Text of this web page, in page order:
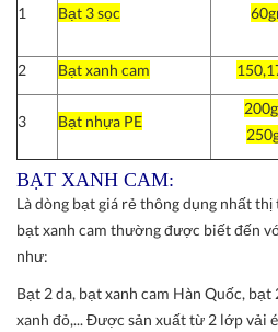
1 Bạt 3 sọc
2 Bạt xanh cam
3 Bạt nhựa PE
BẠT XANH CAM:
Là dòng bạt giá rẻ thông dụng nhất
bạt xanh cam thường được biết đến
như:
Bạt 2 da, bạt xanh cam Hàn Quốc,
xanh đỏ,... Được sản xuất từ 2 lớp vải